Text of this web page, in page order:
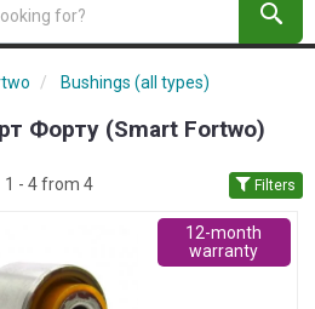
Bushings (all types)
Форту (Smart Fortwo)
1 - 4 from 4 Filters
12-month
warranty